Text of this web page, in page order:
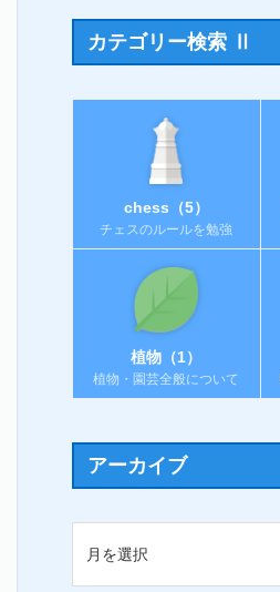
カテゴリー検索 Ⅱ
chess（5）
チェスのルールを勉強
植物（1）
植物・園芸全般について
アーカイブ